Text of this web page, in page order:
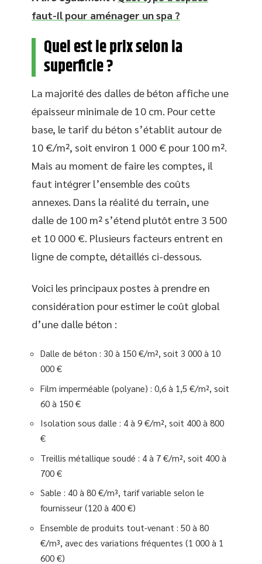
faut-il pour aménager un spa ?
Quel est le prix selon la
superficie ?
La majorité des dalles de béton affiche une
épaisseur minimale de 10 cm. Pour cette
base, le tarif du béton s’établit autour de
10 €/m², soit environ 1 000 € pour 100 m².
Mais au moment de faire les comptes, il
faut intégrer l’ensemble des coûts
annexes. Dans la réalité du terrain, une
dalle de 100 m² s’étend plutôt entre 3 500
et 10 000 €. Plusieurs facteurs entrent en
ligne de compte, détaillés ci-dessous.
Voici les principaux postes à prendre en
considération pour estimer le coût global
d’une dalle béton :
Dalle de béton : 30 à 150 €/m², soit 3 000 à 10
000 €
Film imperméable (polyane) : 0,6 à 1,5 €/m², soit
60 à 150 €
Isolation sous dalle : 4 à 9 €/m², soit 400 à 800
€
Treillis métallique soudé : 4 à 7 €/m², soit 400 à
700 €
Sable : 40 à 80 €/m³, tarif variable selon le
fournisseur (120 à 400 €)
Ensemble de produits tout-venant : 50 à 80
€/m³, avec des variations fréquentes (1 000 à 1
600 €)